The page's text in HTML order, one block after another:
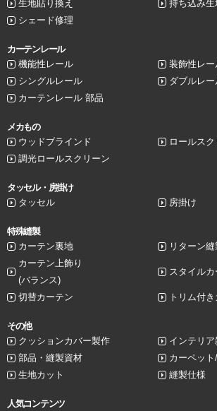
生地貼り換え
持ち込み生
シェード修理
カーテンレール
機能性レール
装飾性レー
シングルレール
ダブルレー
カーテンレール 部品
メカもの
ウッドブラインド
ロールス
調光ロールスクリーン
タッセル・房掛け
タッセル
房掛け
特殊縫製
カーテン裏地
リターン縫
カーテン上飾り
(バランス)
スタイル
切替カーテン トリム付
その他
クッションカバー製作
インテリア
部品・縫製資材
カーペット
生地カット
縫製仕様
人気コンテンツ